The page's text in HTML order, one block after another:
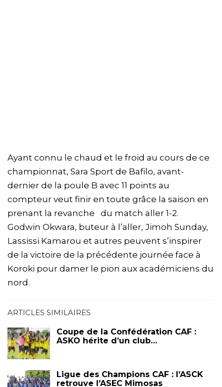
Ayant connu le chaud et le froid au cours de ce
championnat, Sara Sport de Bafilo, avant-
dernier de la poule B avec 11 points au
compteur veut finir en toute grâce la saison en
prenant la revanche du match aller 1-2.
Godwin Okwara, buteur à l’aller, Jimoh Sunday,
Lassissi Kamarou et autres peuvent s’inspirer
de la victoire de la précédente journée face à
Koroki pour damer le pion aux académiciens du
nord.
ARTICLES SIMILAIRES
Coupe de la Confédération CAF :
ASKO hérite d’un club…
Ligue des Champions CAF : l’ASCK
retrouve l’ASEC Mimosas